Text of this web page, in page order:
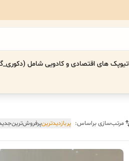
پک های اقتصادی‌ و کادویی شامل
مرتب‌سازی براساس: پربازدیدترینپرفروش‌ترین